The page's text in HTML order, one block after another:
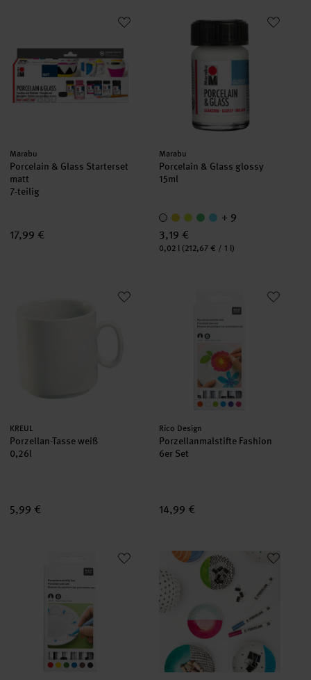
Porcelain & Glass Starterset matt
Hersteller:
Marabu
Porcelain & Glass Starterset
matt
7-teilig
17,99 €
Porcelain & Glass glossy
Hersteller:
Marabu
Porcelain & Glass glossy
15ml
+ 9
3,19 €
Inhalt:
0,02 l (212,67 € / 1 l)
Hersteller:
KREUL
Porzellan-Tasse weiß
0,26l
5,99 €
Porzellanmalstifte Fashion 6er
Hersteller:
Rico Design
Porzellanmalstifte Fashion
6er Set
14,99 €
Porzellanmalstifte Basic 6er Set Anleitung Geschirr individuell